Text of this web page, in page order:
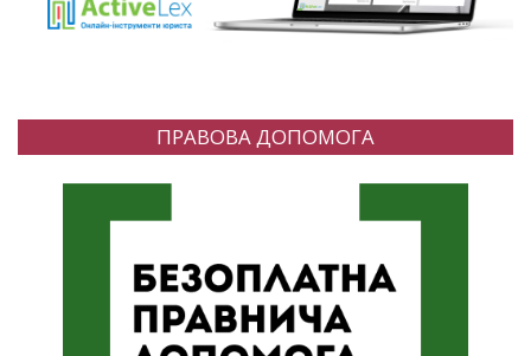
ПРАВОВА ДОПОМОГА